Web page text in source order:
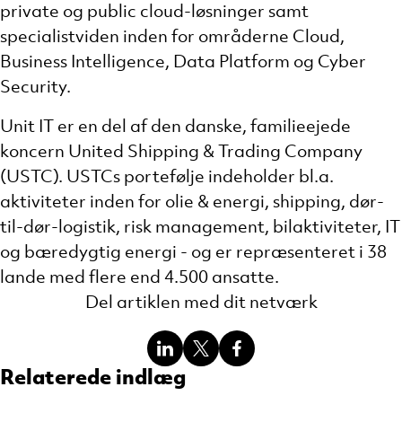
private og public cloud-løsninger samt
specialistviden inden for områderne Cloud,
Business Intelligence, Data Platform og Cyber
Security.
Unit IT er en del af den danske, familieejede
koncern United Shipping & Trading Company
(USTC). USTCs portefølje indeholder bl.a.
aktiviteter inden for olie & energi, shipping, dør-
til-dør-logistik, risk management, bilaktiviteter, IT
og bæredygtig energi - og er repræsenteret i 38
lande med flere end 4.500 ansatte.
Del artiklen med dit netværk
Del Del Del
Relaterede indlæg